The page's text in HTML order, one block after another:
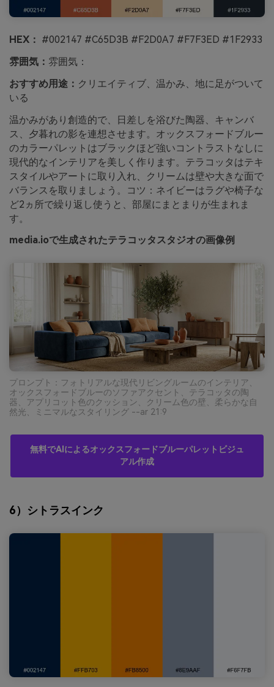
HEX： #002147 #C65D3B #F2D0A7 #F7F3ED #1F2933
雰囲気： 雰囲気：
おすすめ用途： クリエイティブ、温かみ、地に足がついて
いる
温かみがあり創造的で、日差しを浴びた陶器、キャンバ
ス、夕暮れの影を連想させます。オックスフォードブルー
のカラーパレットはブラックほど強いコントラストなしに
現代的なインテリアを美しく作ります。テラコッタはテキ
スタイルやアートに取り入れ、クリームは壁や大きな面で
バランスを取りましょう。コツ：ネイビーはラグや椅子な
ど2ヵ所で繰り返し使うと、部屋にまとまりが生まれま
す。
media.ioで生成されたテラコッタスタジオの画像例
プロンプト：フォトリアルな現代リビングルームのインテリア、
オックスフォードブルーのソファアクセント、テラコッタの陶
器、アプリコット色のクッション、クリーム色の壁、柔らかな自
然光、ミニマルなスタイリング --ar 21:9
無料でAIによるオックスフォードブルーパレットビジュ
アル作成
6）シトラスインク